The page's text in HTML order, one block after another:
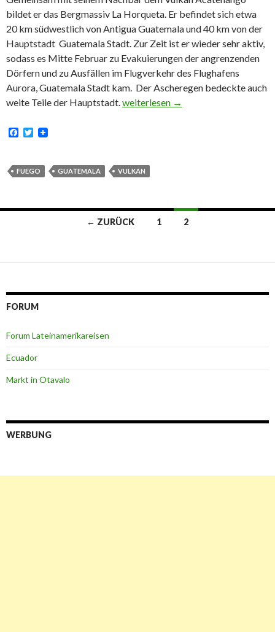
bildet er das Bergmassiv La Horqueta. Er befindet sich etwa
20 km südwestlich von Antigua Guatemala und 40 km von der
Hauptstadt Guatemala Stadt. Zur Zeit ist er wieder sehr aktiv,
sodass es Mitte Februar zu Evakuierungen der angrenzenden
Dörfern und zu Ausfällen im Flugverkehr des Flughafens
Aurora, Guatemala Stadt kam. Der Ascheregen bedeckte auch
weite Teile der Hauptstadt. Vulkan Fuego, Volcán de Fuego
weiterlesen →
F
b
o
T
t
e
FUEGO GUATEMALA VULKAN
Beitragsnavigation
← ZURÜCK 1 2
FORUM
Forum Lateinamerikareisen
Ecuador
Markt in Otavalo
WERBUNG